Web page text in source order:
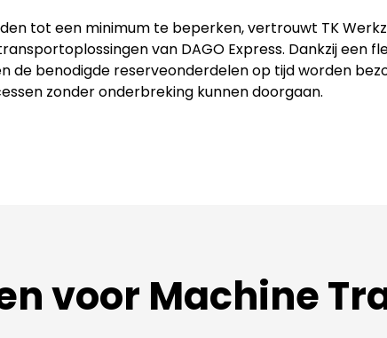
tot een minimum te beperken, vertrouwt TK
van DAGO Express. Dankzij een
de benodigde reserveonderdelen op tijd worden
zonder onderbreking kunnen doorgaan.
voor Machine